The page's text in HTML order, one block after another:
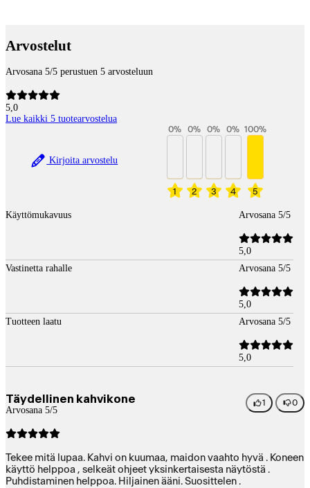
Arvostelut
Arvosana 5/5 perustuen 5 arvosteluun
5,0
Lue kaikki 5 tuotearvostelua
Kirjoita arvostelu
1
0%
2
0%
3
0%
4
0%
5
100%
Käyttömukavuus Arvosana 5/5
5,0
Vastinetta rahalle
Arvosana 5/5
5,0
Tuotteen laatu
Arvosana 5/5
5,0
Täydellinen kahvikone
Arvosana 5/5
1 0
Tekee mitä lupaa. Kahvi on kuumaa, maidon vaahto hyvä . Koneen
käyttö helppoa , selkeät ohjeet yksinkertaisesta näytöstä .
Puhdistaminen helppoa. Hiljainen ääni. Suosittelen .